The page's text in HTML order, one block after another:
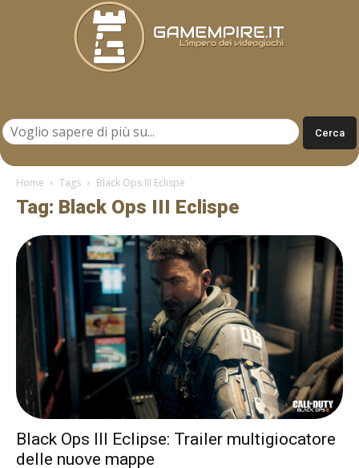
Home Tags Black Ops III Eclispe
Tag: Black Ops III Eclispe
Black Ops III Eclipse: Trailer multigiocatore
delle nuove mappe